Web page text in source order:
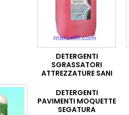
DETERGENTI
SGRASSATORI
ATTREZZATURE SANI
DETERGENTI
PAVIMENTI MOQUETTE
SEGATURA